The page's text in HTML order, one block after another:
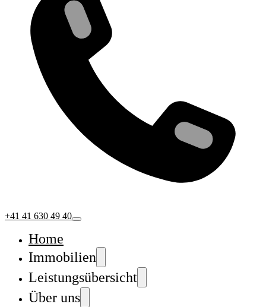
+41 41 630 49 40
Home
Immobilien
Leistungsübersicht
Über uns